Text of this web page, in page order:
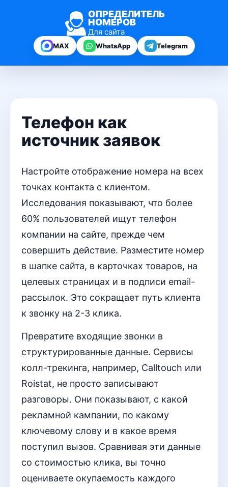
ОПРЕДЕЛИТЕЛЬ
НОМЕРОВ
Для сайта
MAX WhatsApp Telegram
Телефон как
источник заявок
Настройте отображение номера на всех
точках контакта с клиентом.
Исследования показывают, что более
60% пользователей ищут телефон
компании на сайте, прежде чем
совершить действие. Разместите номер
в шапке сайта, в карточках товаров, на
целевых страницах и в подписи email-
рассылок. Это сокращает путь клиента
к звонку на 2-3 клика.
Превратите входящие звонки в
структурированные данные. Сервисы
колл-трекинга, например, Calltouch или
Roistat, не просто записывают
разговоры. Они показывают, с какой
рекламной кампании, по какому
ключевому слову и в какое время
поступил вызов. Сравнивая эти данные
со стоимостью клика, вы точно
оцениваете окупаемость каждого